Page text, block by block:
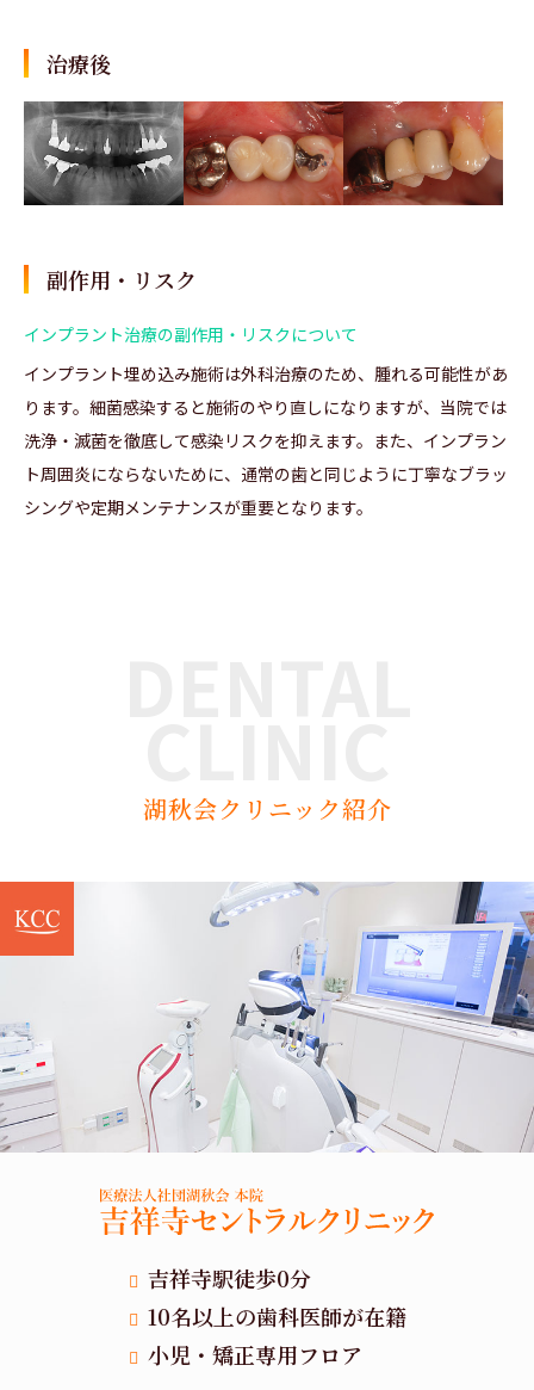
治療後
副作用・リスク
インプラント治療の副作用・リスクについて
インプラント埋め込み施術は外科治療のため、腫れる可能性があ
ります。細菌感染すると施術のやり直しになりますが、当院では
洗浄・滅菌を徹底して感染リスクを抑えます。また、インプラン
ト周囲炎にならないために、通常の歯と同じように丁寧なブラッ
シングや定期メンテナンスが重要となります。
湖秋会クリニック紹介
吉祥寺駅徒歩0分
10名以上の歯科医師が在籍
小児・矯正専用フロア